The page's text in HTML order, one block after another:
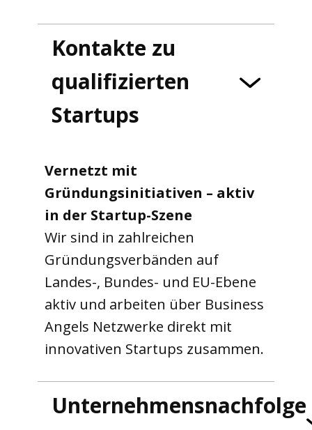
Kontakte zu
qualifizierten
Startups
Vernetzt mit
Gründungsinitiativen – aktiv
in der Startup-Szene
Wir sind in zahlreichen
Gründungsverbänden auf
Landes-, Bundes- und EU-Ebene
aktiv und arbeiten über Business
Angels Netzwerke direkt mit
innovativen Startups zusammen.
Unternehmensnachfolge